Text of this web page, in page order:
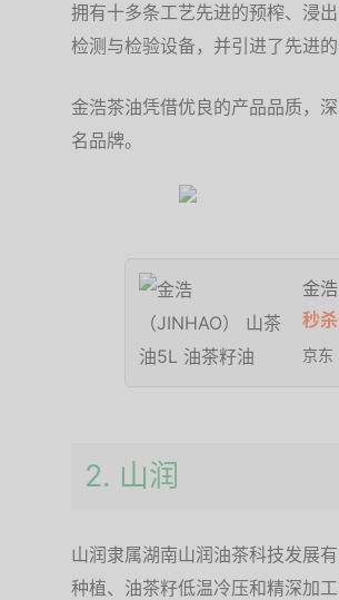
拥有十多条工艺先进的预榨、浸
检测与检验设备，并引进了先进
金浩茶油凭借优良的产品品质，
名品牌。
金
秒
京东
2. 山润
山润隶属湖南山润油茶科技发展
种植、油茶籽低温冷压和精深加